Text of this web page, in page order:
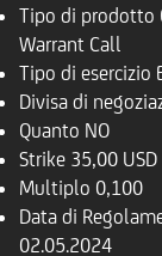
Tipo di prodotto
Warrant Call
Tipo di esercizio
Divisa di
Quanto NO
Strike 35,00 USD
Multiplo 0,100
Data di
02.05.2024